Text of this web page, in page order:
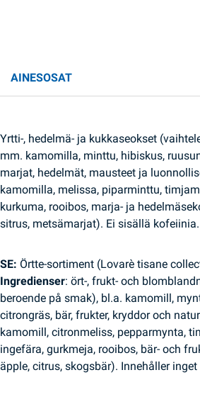
AINESOSAT
Yrtti-, hedelmä- ja kukkaseokset
mm. kamomilla, minttu, hibiskus,
marjat, hedelmät, mausteet ja
kamomilla, melissa, piparminttu,
kurkuma, rooibos, marja- ja
sitrus, metsämarjat). Ei sisällä kofeiinia.
SE: Örtte-sortiment (Lovarè tisane
Ingredienser: ört-, frukt- och
beroende på smak), bl.a. kamomill,
citrongräs, bär, frukter, kryddor och
kamomill, citronmeliss, pepparmynta,
ingefära, gurkmeja, rooibos, bär- och
äpple, citrus, skogsbär). Innehåller